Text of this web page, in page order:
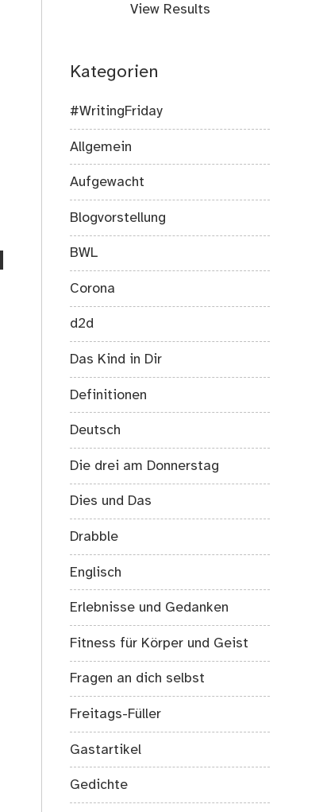
View Results
Kategorien
#WritingFriday
Allgemein
Aufgewacht
Blogvorstellung
BWL
Corona
d2d
Das Kind in Dir
Definitionen
Deutsch
Die drei am Donnerstag
Dies und Das
Drabble
Englisch
Erlebnisse und Gedanken
Fitness für Körper und Geist
Fragen an dich selbst
Freitags-Füller
Gastartikel
Gedichte